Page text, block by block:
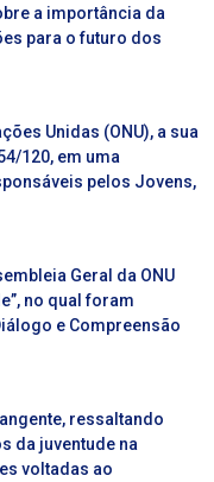
a importância da
para o futuro dos
Unidas (ONU), a sua
120, em uma
pelos Jovens,
Geral da ONU
no qual foram
e Compreensão
ressaltando
da juventude na
voltadas ao